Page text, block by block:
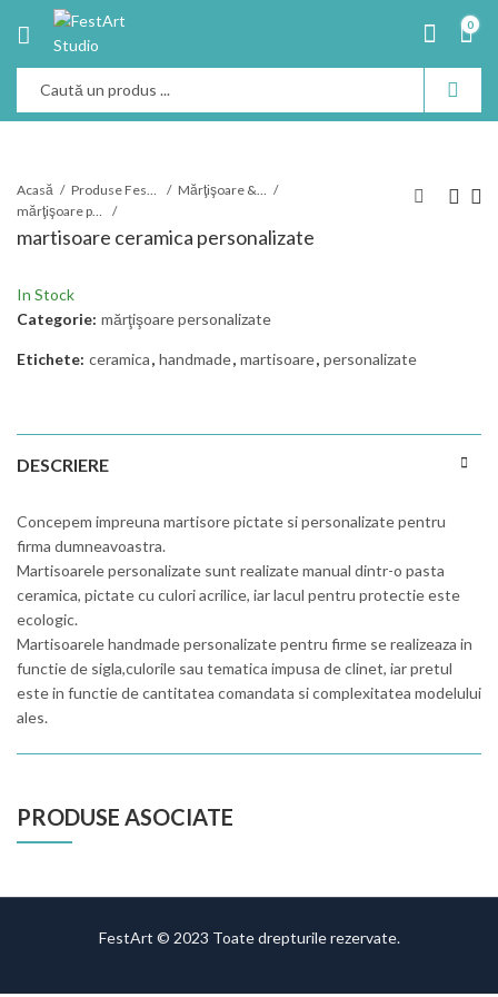
0
Acasă Produse Festart
Mărţişoare & felicitări 1 Martie
mărţişoare personalizate
martisoare ceramica personalizate
In Stock
Categorie: mărţişoare personalizate
Etichete: ceramica, handmade, martisoare, personalizate
DESCRIERE
Concepem impreuna martisore pictate si personalizate pentru
firma dumneavoastra.
Martisoarele personalizate sunt realizate manual dintr-o pasta
ceramica, pictate cu culori acrilice, iar lacul pentru protectie este
ecologic.
Martisoarele handmade personalizate pentru firme se realizeaza in
functie de sigla,culorile sau tematica impusa de clinet, iar pretul
este in functie de cantitatea comandata si complexitatea modelului
ales.
PRODUSE ASOCIATE
FestArt © 2023 Toate drepturile rezervate.